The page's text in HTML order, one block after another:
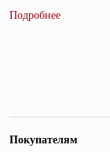
Покупателям